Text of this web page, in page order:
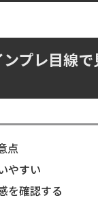
プレ目線
点
やすい
を確認する